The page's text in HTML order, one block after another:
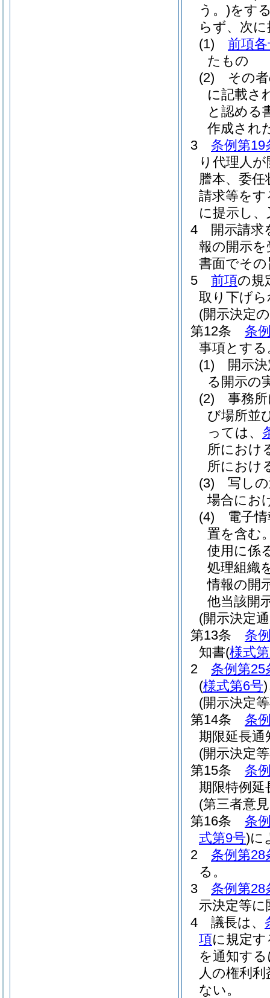
う。)をす
らず、次
(1)
前項
たもの
(2)
その
に記載さ
と認める
作成され
3
条例第19
り代理人
謄本、委任
請求等を
に提示し
4
開示請求
報の開示
書面でそ
5
前項の規
取り下げ
(開示決定
第12条
条
事項とする
(1)
開示
る開示の
(2)
事務
び場所並
っては、
所におけ
所におけ
(3)
写し
場合にお
(4)
電子
置を含む
使用に係
処理組織
情報の開
他当該開
(開示決定
第13条
条
知書(様式
2
条例第25
(様式第6号)
(開示決定
第14条
条
期限延長通
(開示決定
第15条
条
期限特例延
(第三者意
第16条
条
式第9号)に
2
条例第28
る。
3
条例第28
示決定等
4
議長は、
項に規定
を通知す
人の権利
ない。